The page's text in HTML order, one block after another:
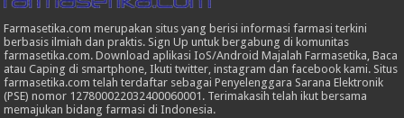
Farmasetika.com merupakan situs yang berisi informasi farmasi terkini
berbasis ilmiah dan praktis. Sign Up untuk bergabung di komunitas
farmasetika.com. Download aplikasi IoS/Android Majalah Farmasetika, Baca
atau Caping di smartphone, Ikuti twitter, instagram dan facebook kami. Situs
farmasetika.com telah terdaftar sebagai Penyelenggara Sarana Elektronik
(PSE) nomor 127800022032400060001. Terimakasih telah ikut bersama
memajukan bidang farmasi di Indonesia.